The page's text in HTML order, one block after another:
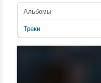
Альбомы
Треки